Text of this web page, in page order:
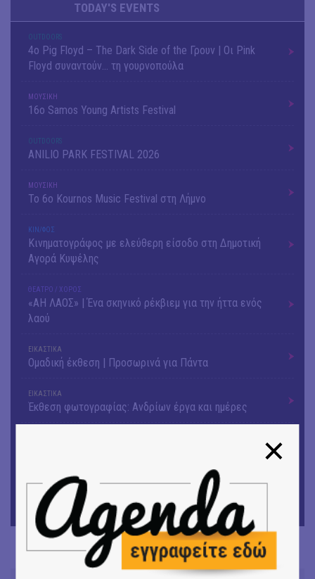
TODAY'S EVENTS
OUTDΟORS
4ο Pig Floyd – The Dark Side of the Γρουν | Οι Pink
Floyd συναντούν… τη γουρνοπούλα
ΜΟΥΣΙΚΗ
16o Samos Young Artists Festival
OUTDΟORS
ANILIO PARK FESTIVAL 2026
ΜΟΥΣΙΚΗ
Το 6ο Kournos Music Festival στη Λήμνο
ΚΙΝ/ΦΟΣ
Κινηματογράφος με ελεύθερη είσοδο στη Δημοτική
Αγορά Κυψέλης
ΘΕΑΤΡΟ / ΧΟΡΟΣ
«ΑΗ ΛΑΟΣ» | Ένα σκηνικό ρέκβιεμ για την ήττα ενός
λαού
ΕΙΚΑΣΤΙΚΑ
Ομαδική έκθεση | Προσωρινά για Πάντα
ΕΙΚΑΣΤΙΚΑ
Έκθεση φωτογραφίας: Ανδρίων έργα και ημέρες
ΕΙΚΑΣΤΙΚΑ
Θανάσης Λάλας-Κώστας Τσόκλης - Συνομιλώντας με
εικόνες και λέξεις